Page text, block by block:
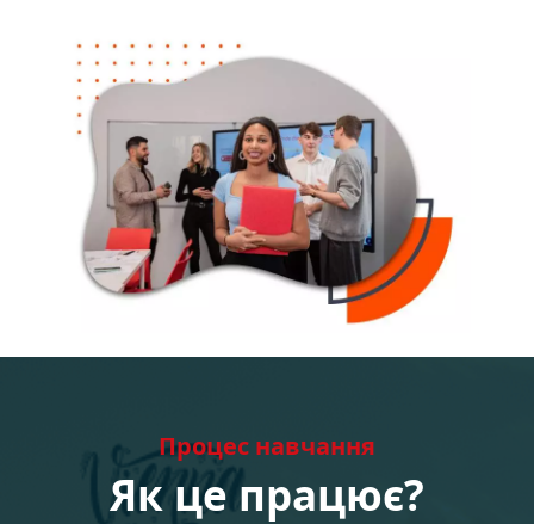
Процес навчання
Як це працює?